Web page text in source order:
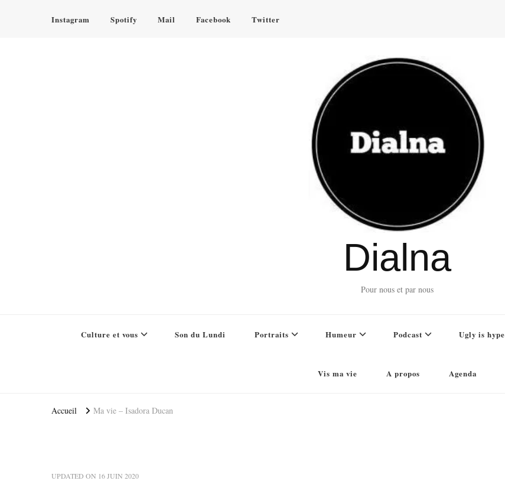
Instagram Spotify Mail Facebook Twitter
Dialna
Pour nous et par nous
Culture et vous Son du Lundi Portraits Humeur Podcast Ugly is hype
Vis ma vie A propos Agenda
Accueil Ma vie – Isadora Ducan
UPDATED ON 16 JUIN 2020